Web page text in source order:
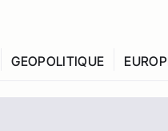
GEOPOLITIQUE